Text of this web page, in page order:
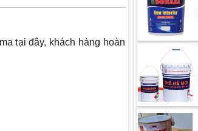
tại đây, khách hàng hoàn